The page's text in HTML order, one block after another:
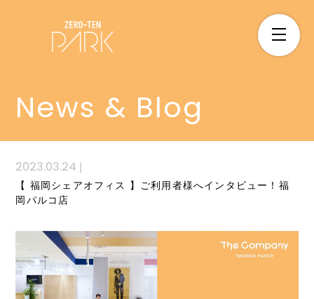
News & Blog
2023.03.24 |
【 福岡シェアオフィス 】ご利用者様へインタビュー！福
岡パルコ店